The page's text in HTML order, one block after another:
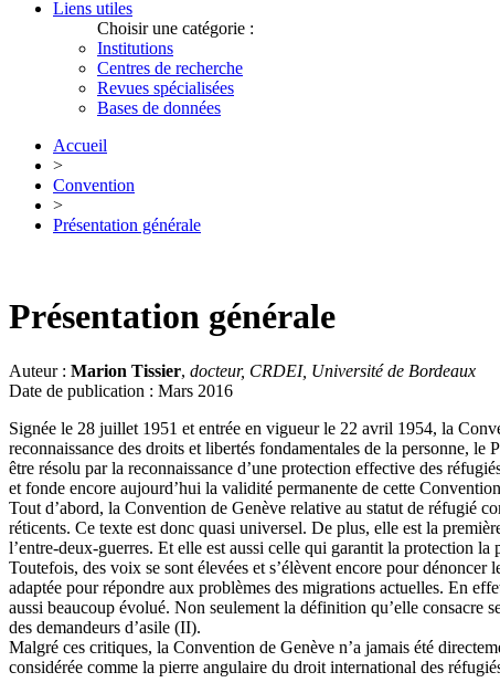
Liens utiles
Choisir une catégorie :
Institutions
Centres de recherche
Revues spécialisées
Bases de données
Accueil
>
Convention
>
Présentation générale
Présentation générale
Auteur : Marion Tissier, docteur, CRDEI, Université de Bordeaux
Date de publication : Mars 2016
Signée le 28 juillet 1951 et entrée en vigueur le 22 avril 1954, la
reconnaissance des droits et libertés fondamentales de la personne,
être résolu par la reconnaissance d’une protection effective des
et fonde encore aujourd’hui la validité permanente de cette
Tout d’abord, la Convention de Genève relative au statut de réfugié
réticents. Ce texte est donc quasi universel. De plus, elle est la
l’entre-deux-guerres. Et elle est aussi celle qui garantit la protection
Toutefois, des voix se sont élevées et s’élèvent encore pour
adaptée pour répondre aux problèmes des migrations actuelles. En
aussi beaucoup évolué. Non seulement la définition qu’elle consacre
des demandeurs d’asile (II).
Malgré ces critiques, la Convention de Genève n’a jamais été
considérée comme la pierre angulaire du droit international des